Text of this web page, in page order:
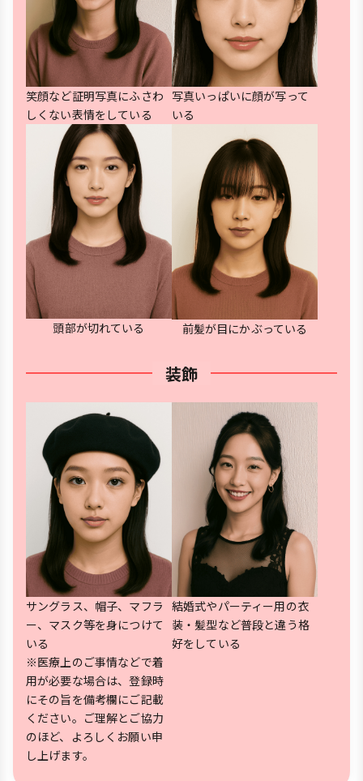
笑顔など証明写真にふさわ
しくない表情をしている
写真いっぱいに顔が写って
いる
頭部が切れている 前髪が目にかぶっている
装飾
サングラス、帽子、マフラ
ー、マスク等を身につけて
いる
※医療上のご事情などで着
用が必要な場合は、登録時
にその旨を備考欄にご記載
ください。ご理解とご協力
のほど、よろしくお願い申
し上げます。
結婚式やパーティー用の衣
装・髪型など普段と違う格
好をしている